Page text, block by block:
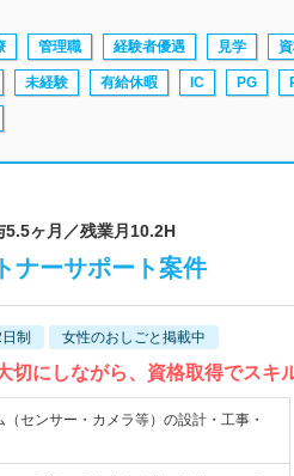
管理職 経験者優遇 見学
未経験 有給休暇 IC PG
ヶ月／残業月10.2H
ナーサポート案件
制 女性のおしごと掲載中
切にしながら、資格取得でス
センサー・カメラ等）の設計・工事・